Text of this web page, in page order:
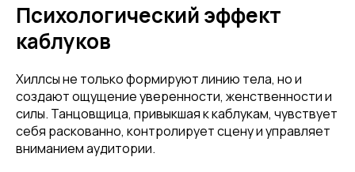
Психологический эффект
каблуков
Хиллсы не только формируют линию тела, но и
создают ощущение уверенности, женственности и
силы. Танцовщица, привыкшая к каблукам, чувствует
себя раскованно, контролирует сцену и управляет
вниманием аудитории.